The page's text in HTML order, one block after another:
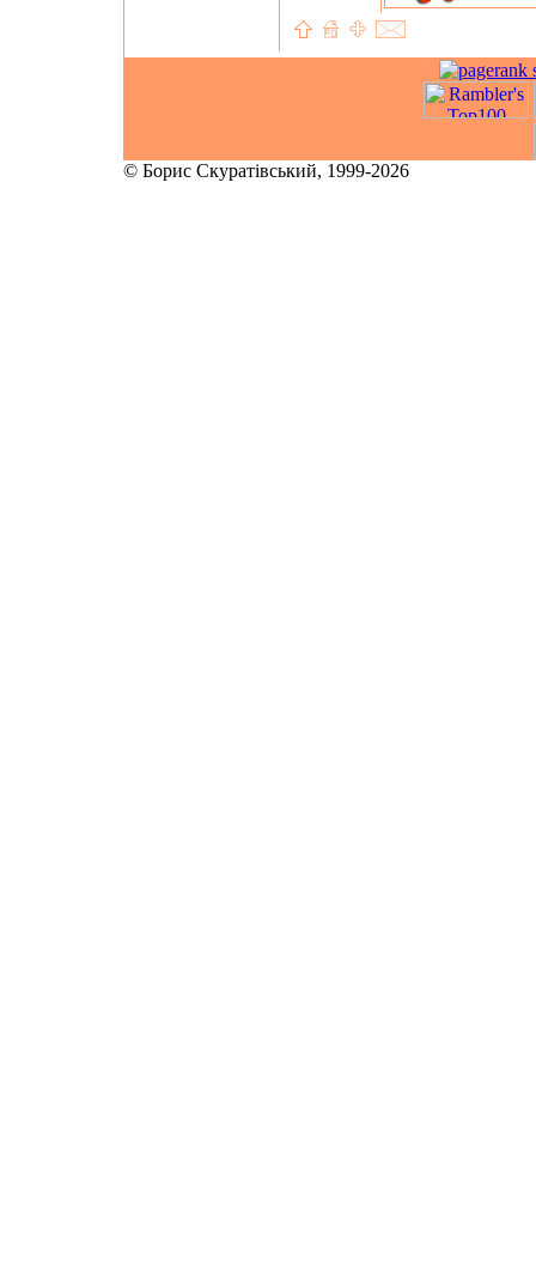
© Борис Скуратівський, 1999-2026